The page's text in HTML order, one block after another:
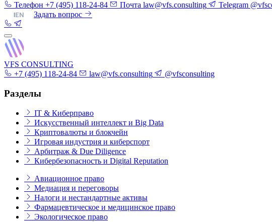
Телефон +7 (495) 118-24-84 Почта law@vfs.consulting Telegram
|EN Задать вопрос
VFS CONSULTING
+7 (495) 118-24-84
law@vfs.consulting @vfsconsulting
Разделы
IT & Киберправо
Искусственный интеллект и Big Data
Криптовалюты и блокчейн
Игровая индустрия и киберспорт
Арбитраж & Due Diligence
Кибербезопасность и Digital Reputation
Авиационное право
Медиация и переговоры
Налоги и нестандартные активы
Фармацевтическое и медицинское право
Экологическое право